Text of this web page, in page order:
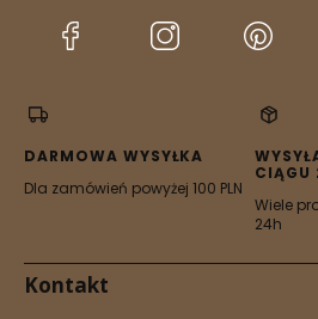
(Otwiera (Otwiera
nowej
DARMOWA WYSYŁKA
Dla zamówień powyżej 100 PLN
CIĄGU
Wiele
24h
Kontakt